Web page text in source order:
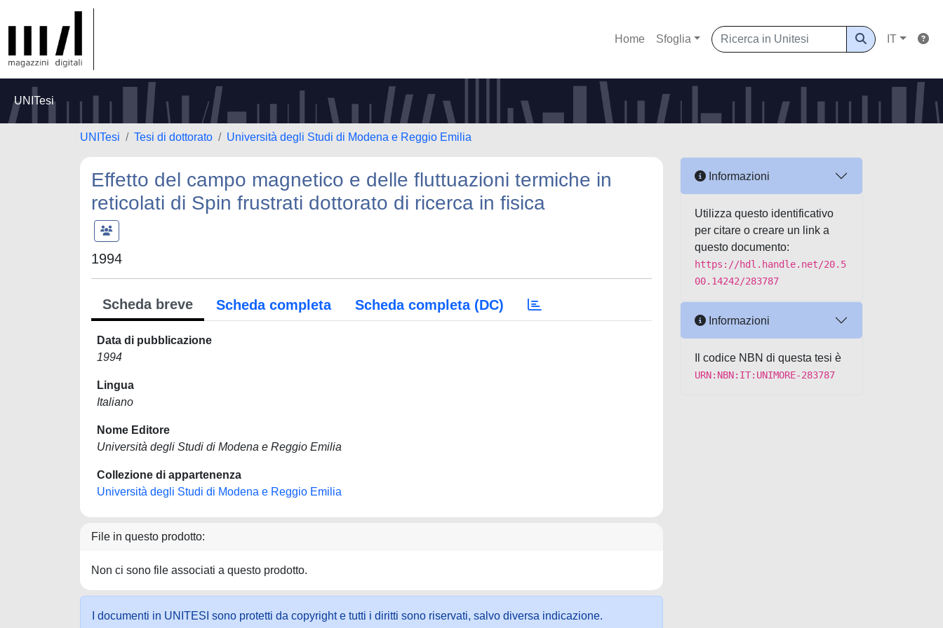
Home Sfoglia IT
UNITesi
UNITesi Tesi di dottorato Università degli Studi di Modena e Reggio Emilia
Effetto del campo magnetico e delle fluttuazioni termiche in
reticolati di Spin frustrati dottorato di ricerca in fisica
1994
Scheda breve Scheda completa Scheda completa (DC)
Data di pubblicazione
1994
Lingua
Italiano
Nome Editore
Università degli Studi di Modena e Reggio Emilia
Collezione di appartenenza
Università degli Studi di Modena e Reggio Emilia
File in questo prodotto:
Non ci sono file associati a questo prodotto.
I documenti in UNITESI sono protetti da copyright e tutti i diritti sono riservati, salvo diversa indicazione.
Informazioni
Utilizza questo identificativo
per citare o creare un link a
questo documento:
https://hdl.handle.net/20.5
00.14242/283787
Informazioni
Il codice NBN di questa tesi è
URN:NBN:IT:UNIMORE-283787